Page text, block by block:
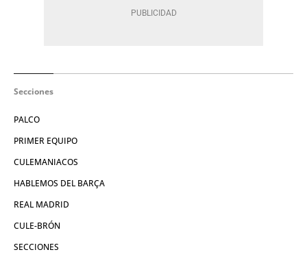
Secciones
PALCO
PRIMER EQUIPO
CULEMANIACOS
HABLEMOS DEL BARÇA
REAL MADRID
CULE-BRÓN
SECCIONES